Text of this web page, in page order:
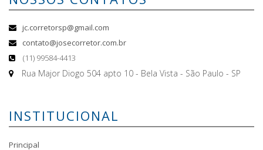
jc.corretorsp@gmail.com
contato@josecorretor.com.br
(11) 99584-4413
Rua Major Diogo 504 apto 10 - Bela Vista - São Paulo - SP
INSTITUCIONAL
Principal